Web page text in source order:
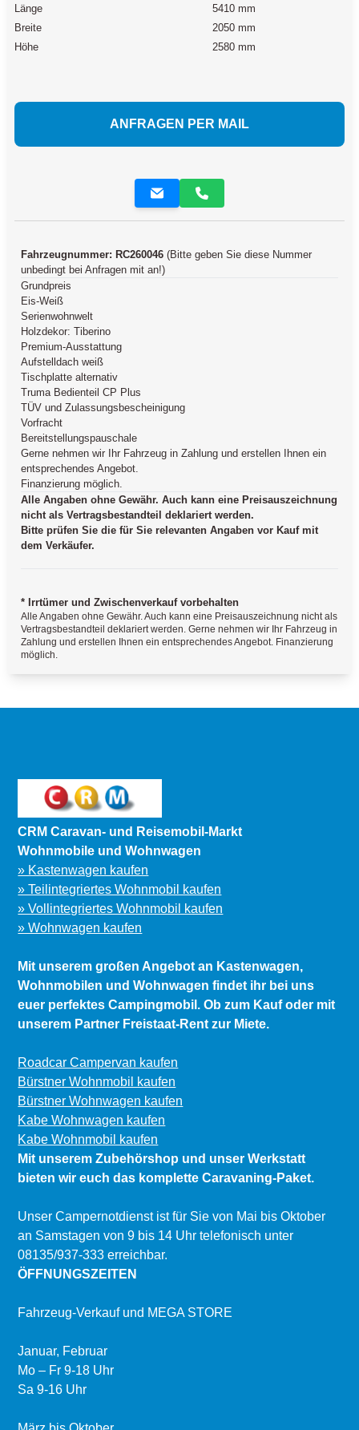
Länge
5410 mm
Breite
2050 mm
Höhe
2580 mm
ANFRAGEN PER MAIL
Fahrzeugnummer: RC260046 (Bitte geben Sie diese Nummer
unbedingt bei Anfragen mit an!)
Grundpreis
Eis-Weiß
Serienwohnwelt
Holzdekor: Tiberino
Premium-Ausstattung
Aufstelldach weiß
Tischplatte alternativ
Truma Bedienteil CP Plus
TÜV und Zulassungsbescheinigung
Vorfracht
Bereitstellungspauschale
Gerne nehmen wir Ihr Fahrzeug in Zahlung und erstellen Ihnen ein
entsprechendes Angebot.
Finanzierung möglich.
Alle Angaben ohne Gewähr. Auch kann eine Preisauszeichnung
nicht als Vertragsbestandteil deklariert werden.
Bitte prüfen Sie die für Sie relevanten Angaben vor Kauf mit
dem Verkäufer.
* Irrtümer und Zwischenverkauf vorbehalten
Alle Angaben ohne Gewähr. Auch kann eine Preisauszeichnung nicht als
Vertragsbestandteil deklariert werden. Gerne nehmen wir Ihr Fahrzeug in
Zahlung und erstellen Ihnen ein entsprechendes Angebot. Finanzierung
möglich.
CRM Caravan- und Reisemobil-Markt
Wohnmobile und Wohnwagen
» Kastenwagen kaufen
» Teilintegriertes Wohnmobil kaufen
» Vollintegriertes Wohnmobil kaufen
» Wohnwagen kaufen
Mit unserem großen Angebot an Kastenwagen,
Wohnmobilen und Wohnwagen findet ihr bei uns
euer perfektes Campingmobil. Ob zum Kauf oder mit
unserem Partner Freistaat-Rent zur Miete.
Roadcar Campervan kaufen
Bürstner Wohnmobil kaufen
Bürstner Wohnwagen kaufen
Kabe Wohnwagen kaufen
Kabe Wohnmobil kaufen
Mit unserem Zubehörshop und unser Werkstatt
bieten wir euch das komplette Caravaning-Paket.
Unser Campernotdienst ist für Sie von Mai bis Oktober
an Samstagen von 9 bis 14 Uhr telefonisch unter
08135/937-333 erreichbar.
ÖFFNUNGSZEITEN
Fahrzeug-Verkauf und MEGA STORE
Januar, Februar
Mo – Fr 9-18 Uhr
Sa 9-16 Uhr